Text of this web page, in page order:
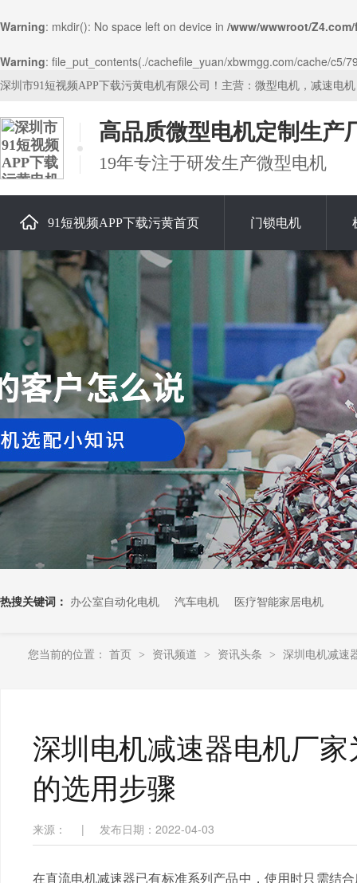
Warning: mkdir(): No space left on device in /www/wwwroot/
Warning: file_put_contents(./cachefile_yuan/xbwmgg.com/cache/
深圳市91短视频APP下载污黄电机有限公司！主营：微型电机，减速电
高品质微型电机定制生产
19年专注于研发生产微型电机
91短视频APP下载污黄首页 门锁电机
关于91短视频APP下载污黄
热搜关键词： 办公室自动化电机 汽车电机 医疗智能家居电机
您当前的位置： 首页 > 资讯频道 > 资讯头条 > 深圳电机减速
深圳电机减速器电机厂
的选用步骤
来源： | 发布日期：2022-04-03
在直流电机减速器已有标准系列产品中，使用时只需结